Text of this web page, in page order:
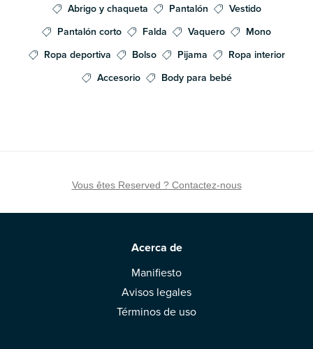
Abrigo y chaqueta
Pantalón
Vestido
Pantalón corto
Falda Vaquero
Mono
Ropa deportiva
Bolso Pijama
Ropa interior
Accesorio
Body para bebé
Vous êtes Reserved ? Contactez-nous
Acerca de
Manifiesto
Avisos legales
Términos de uso